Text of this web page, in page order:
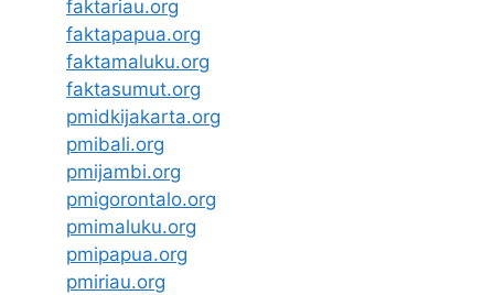
faktariau.org
faktapapua.org
faktamaluku.org
faktasumut.org
pmidkijakarta.org
pmibali.org
pmijambi.org
pmigorontalo.org
pmimaluku.org
pmipapua.org
pmiriau.org